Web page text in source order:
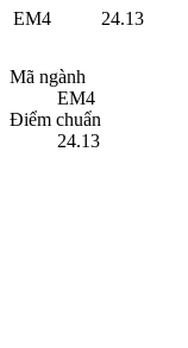
EM4
24.13
Mã ngành
EM4
Điểm chuẩn
24.13